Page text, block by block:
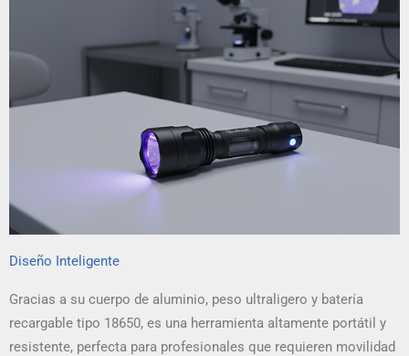
Diseño Inteligente
Gracias a su cuerpo de aluminio, peso ultraligero y batería
recargable tipo 18650, es una herramienta altamente portátil y
resistente, perfecta para profesionales que requieren movilidad